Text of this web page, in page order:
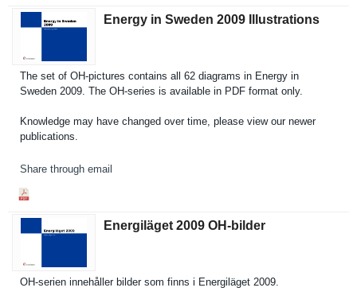
Energy in Sweden 2009 Illustrations
The set of OH-pictures contains all 62 diagrams in Energy in
Sweden 2009. The OH-series is available in PDF format only.
Knowledge may have changed over time, please view our newer
publicatio­ns.
Share through email
Energiläget 2009 OH-​bilder
OH-serien innehåller bilder som finns i Energiläge­t 2009.